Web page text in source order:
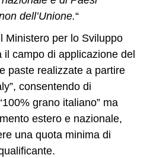
dell’Unione.“
Ministero per lo Sviluppo
campo di applicazione del
paste realizzate a partire
consentendo di
grano italiano” ma
estero e nazionale,
una quota minima di